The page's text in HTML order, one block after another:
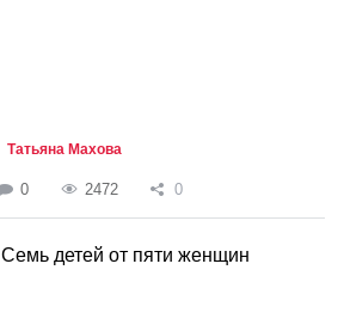
Татьяна Махова
0 2472 0
Семь детей от пяти женщин